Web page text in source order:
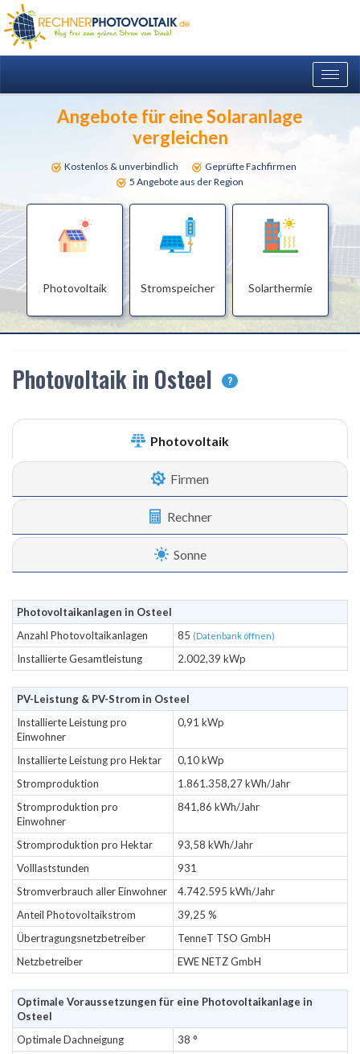
Angebote für eine Solaranlage
vergleichen
Kostenlos & unverbindlich
Geprüfte Fachfirmen
5 Angebote aus der Region
Photovoltaik Stromspeicher Solarthermie
Photovoltaik in Osteel ?
Photovoltaik
Firmen
Rechner
Sonne
Photovoltaikanlagen in Osteel
Anzahl Photovoltaikanlagen
85 (Datenbank öffnen)
Installierte Gesamtleistung 2.002,39 kWp
PV-Leistung & PV-Strom in Osteel
Installierte Leistung pro
Einwohner
0,91 kWp
Installierte Leistung pro Hektar
0,10 kWp
Stromproduktion
1.861.358,27 kWh/Jahr
Stromproduktion pro
Einwohner
841,86 kWh/Jahr
Stromproduktion pro Hektar
93,58 kWh/Jahr
Volllaststunden
931
Stromverbrauch aller Einwohner
4.742.595 kWh/Jahr
Anteil Photovoltaikstrom
39,25 %
Übertragungsnetzbetreiber
TenneT TSO GmbH
Netzbetreiber
EWE NETZ GmbH
Optimale Voraussetzungen für eine Photovoltaikanlage in
Osteel
Optimale Dachneigung
38 °